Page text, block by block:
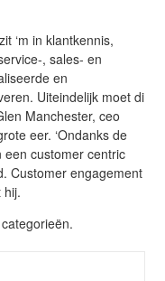
zit ‘m in klantkennis,
, sales- en
en
Uiteindelijk moet di
Manchester, ceo
eer. ‘Ondanks de
customer centric
Customer engagement
hij.